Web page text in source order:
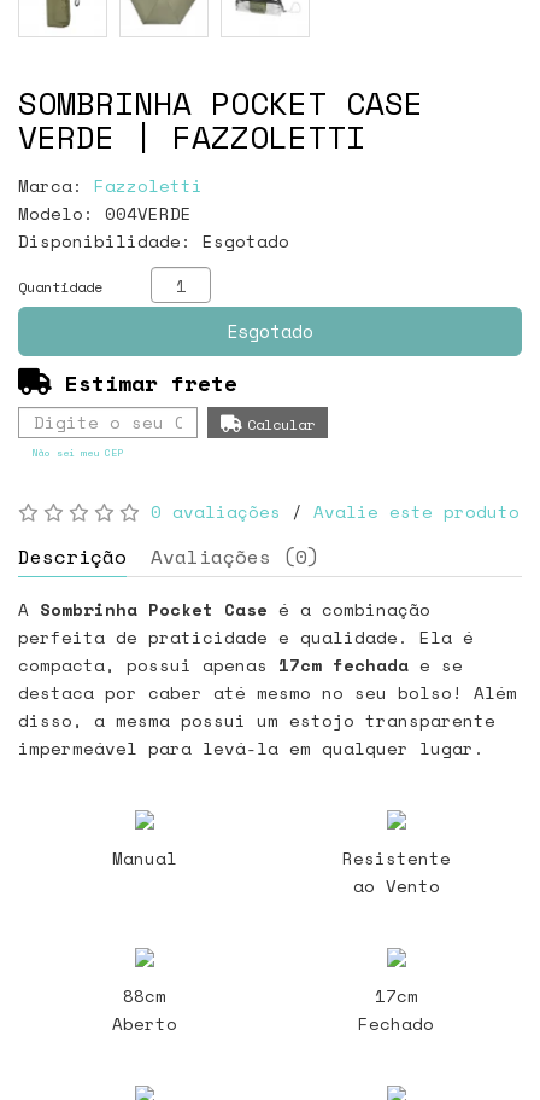
SOMBRINHA POCKET CASE
VERDE | FAZZOLETTI
Marca: Fazzoletti
Modelo: 004VERDE
Disponibilidade: Esgotado
Quantidade
Esgotado
Estimar frete
Não sei meu CEP
0 avaliações / Avalie este produto
Descrição Avaliações (0)
A Sombrinha Pocket Case é a combinação
perfeita de praticidade e qualidade. Ela é
compacta, possui apenas 17cm fechada e se
destaca por caber até mesmo no seu bolso! Além
disso, a mesma possui um estojo transparente
impermeável para levá-la em qualquer lugar.
Manual
Resistente
ao Vento
88cm
Aberto
17cm
Fechado